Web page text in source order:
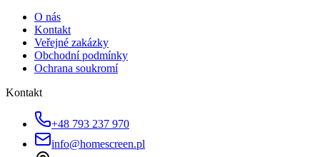
O nás
Kontakt
Veřejné zakázky
Obchodní podmínky
Ochrana soukromí
Kontakt
+48 793 237 970
info@homescreen.pl